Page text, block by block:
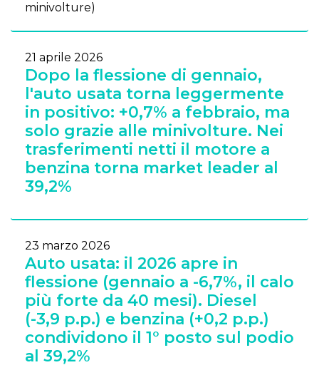
minivolture)
21 aprile 2026
Dopo la flessione di gennaio,
l'auto usata torna leggermente
in positivo: +0,7% a febbraio, ma
solo grazie alle minivolture. Nei
trasferimenti netti il motore a
benzina torna market leader al
39,2%
23 marzo 2026
Auto usata: il 2026 apre in
flessione (gennaio a -6,7%, il calo
più forte da 40 mesi). Diesel
(-3,9 p.p.) e benzina (+0,2 p.p.)
condividono il 1° posto sul podio
al 39,2%